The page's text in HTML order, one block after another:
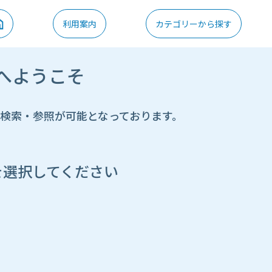
利用案内 カテゴリーから探す
ようこそ
・参照が可能となっております。
択してください